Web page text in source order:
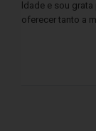
estou no
maravilhosa e
acontecesse e